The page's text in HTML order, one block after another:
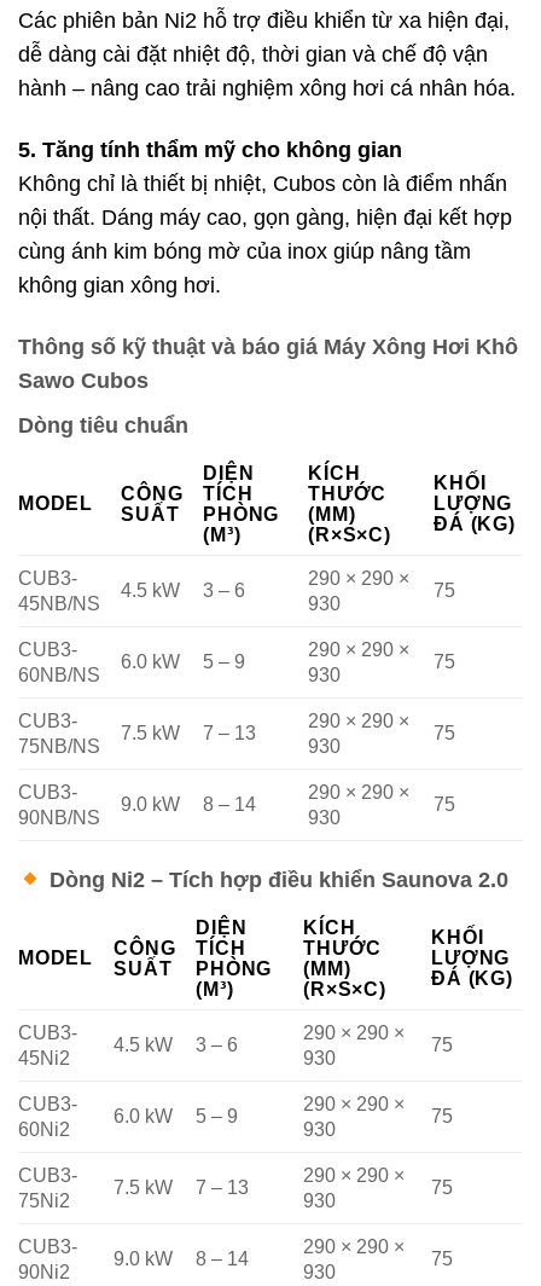
Các phiên bản Ni2 hỗ trợ điều khiển từ xa hiện đại,
dễ dàng cài đặt nhiệt độ, thời gian và chế độ vận
hành – nâng cao trải nghiệm xông hơi cá nhân hóa.
5. Tăng tính thẩm mỹ cho không gian
Không chỉ là thiết bị nhiệt, Cubos còn là điểm nhấn
nội thất. Dáng máy cao, gọn gàng, hiện đại kết hợp
cùng ánh kim bóng mờ của inox giúp nâng tầm
không gian xông hơi.
Thông số kỹ thuật và báo giá Máy Xông Hơi Khô
Sawo Cubos
Dòng tiêu chuẩn
MODEL
CÔNG
SUẤT
DIỆN
TÍCH
PHÒNG
(M³)
KÍCH
THƯỚC
(MM)
(R×S×C)
KHỐI
LƯỢNG
ĐÁ (KG)
CUB3-
45NB/NS
4.5 kW 3 – 6
290 × 290 ×
930
75
CUB3-
60NB/NS
6.0 kW 5 – 9
290 × 290 ×
930
75
CUB3-
75NB/NS
7.5 kW 7 – 13
290 × 290 ×
930
75
CUB3-
90NB/NS
9.0 kW 8 – 14
290 × 290 ×
930
75
Dòng Ni2 – Tích hợp điều khiển Saunova 2.0
MODEL
CÔNG
SUẤT
DIỆN
TÍCH
PHÒNG
(M³)
KÍCH
THƯỚC
(MM)
(R×S×C)
KHỐI
LƯỢNG
ĐÁ (KG)
CUB3-
45Ni2
4.5 kW 3 – 6
290 × 290 ×
930
75
CUB3-
60Ni2
6.0 kW 5 – 9
290 × 290 ×
930
75
CUB3-
75Ni2
7.5 kW 7 – 13
290 × 290 ×
930
75
CUB3-
90Ni2
9.0 kW 8 – 14
290 × 290 ×
930
75